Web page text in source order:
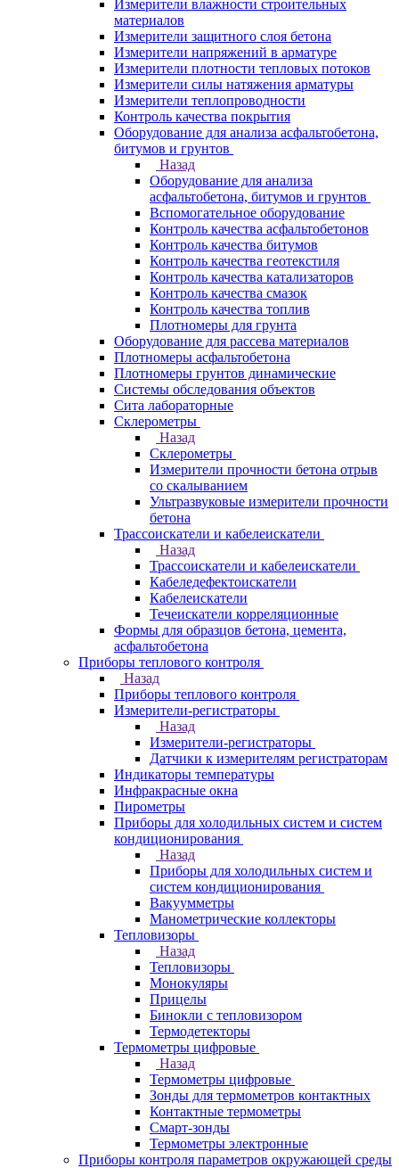
Измерители влажности строительных
материалов
Измерители защитного слоя бетона
Измерители напряжений в арматуре
Измерители плотности тепловых потоков
Измерители силы натяжения арматуры
Измерители теплопроводности
Контроль качества покрытия
Оборудование для анализа асфальтобетона,
битумов и грунтов
Назад
Оборудование для анализа
асфальтобетона, битумов и грунтов
Вспомогательное оборудование
Контроль качества асфальтобетонов
Контроль качества битумов
Контроль качества геотекстиля
Контроль качества катализаторов
Контроль качества смазок
Контроль качества топлив
Плотномеры для грунта
Оборудование для рассева материалов
Плотномеры асфальтобетона
Плотномеры грунтов динамические
Системы обследования объектов
Сита лабораторные
Склерометры
Назад
Склерометры
Измерители прочности бетона отрыв
со скалыванием
Ультразвуковые измерители прочности
бетона
Трассоискатели и кабелеискатели
Назад
Трассоискатели и кабелеискатели
Кабеледефектоискатели
Кабелеискатели
Течеискатели корреляционные
Формы для образцов бетона, цемента,
асфальтобетона
Приборы теплового контроля
Назад
Приборы теплового контроля
Измерители-регистраторы
Назад
Измерители-регистраторы
Датчики к измерителям регистраторам
Индикаторы температуры
Инфракрасные окна
Пирометры
Приборы для холодильных систем и систем
кондиционирования
Назад
Приборы для холодильных систем и
систем кондиционирования
Вакуумметры
Манометрические коллекторы
Тепловизоры
Назад
Тепловизоры
Монокуляры
Прицелы
Бинокли с тепловизором
Термодетекторы
Термометры цифровые
Назад
Термометры цифровые
Зонды для термометров контактных
Контактные термометры
Смарт-зонды
Термометры электронные
Приборы контроля параметров окружающей среды